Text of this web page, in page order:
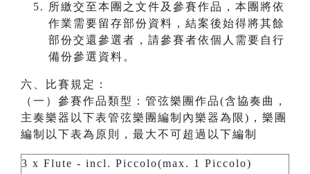
所繳交至本團之文件及參賽作品，本團將依
作業需要留存部份資料，結案後始得將其餘
部份交還參選者，請參賽者依個人需要自行
備份參選資料。
六、比賽規定：
（一）參賽作品類型：管弦樂團作品(含協奏曲，
主奏樂器以下表管弦樂團編制內樂器為限)，樂團
編制以下表為原則，最大不可超過以下編制
3 x Flute - incl. Piccolo(max. 1 Piccolo)